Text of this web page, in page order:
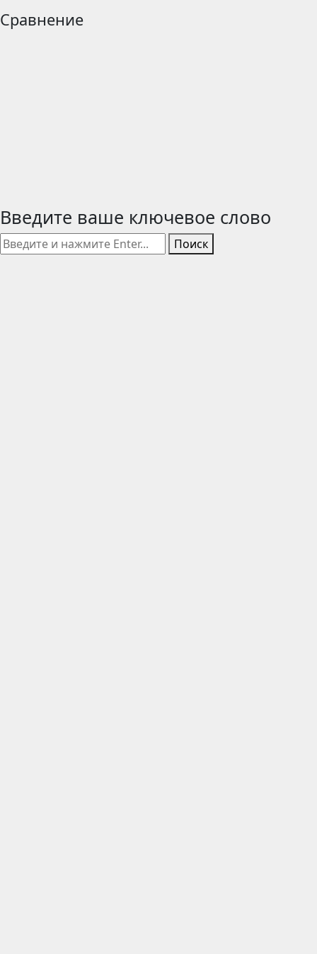
Сравнение
Введите ваше ключевое слово
Поиск